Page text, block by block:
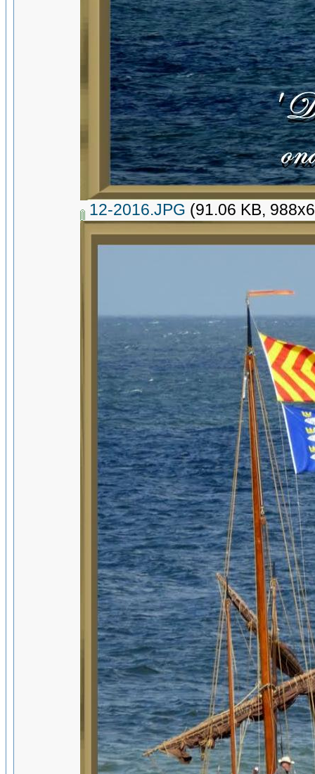
12-2016.JPG (91.06 KB,